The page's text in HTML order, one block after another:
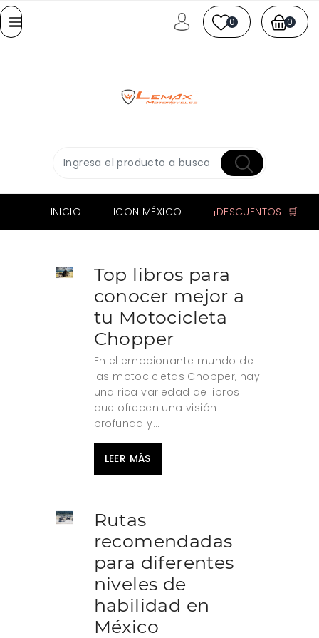
0 0
INICIO ICON MÉXICO ¡DESCUENTOS! 🛒
Top libros para
conocer mejor a
tu Motocicleta
Chopper
En el emocionante mundo de
las motocicletas Chopper, hay
una rica variedad de libros
que ofrecen una visión
profunda y...
LEER MÁS
Rutas
recomendadas
para diferentes
niveles de
habilidad en
México